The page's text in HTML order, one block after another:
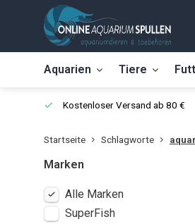
Aquarien Tiere
Kostenloser Versand ab 80 €
Startseite Schlagworte
Marken
Alle Marken
SuperFish